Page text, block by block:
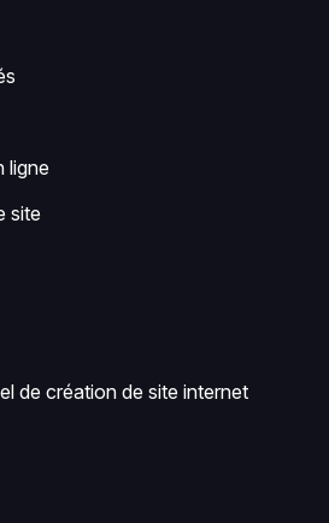
ligne
site
de création de site internet